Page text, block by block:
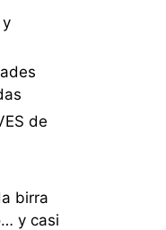
de
birra
y casi